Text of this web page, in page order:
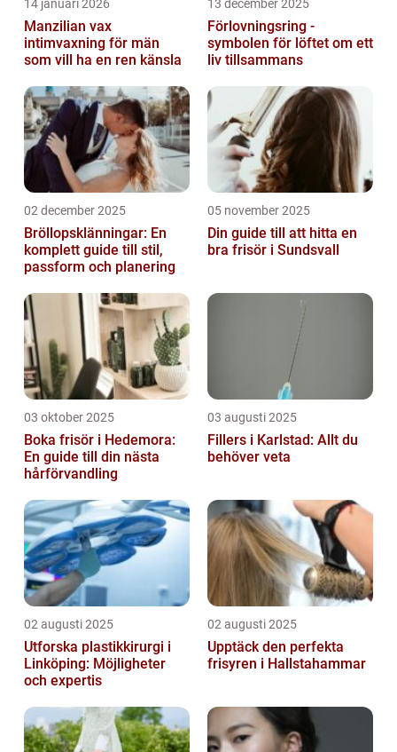
14 januari 2026
Manzilian vax
intimvaxning för män
som vill ha en ren känsla
13 december 2025
Förlovningsring -
symbolen för löftet om ett
liv tillsammans
02 december 2025
Bröllopsklänningar: En
komplett guide till stil,
passform och planering
05 november 2025
Din guide till att hitta en
bra frisör i Sundsvall
03 oktober 2025
Boka frisör i Hedemora:
En guide till din nästa
hårförvandling
03 augusti 2025
Fillers i Karlstad: Allt du
behöver veta
02 augusti 2025
Utforska plastikkirurgi i
Linköping: Möjligheter
och expertis
02 augusti 2025
Upptäck den perfekta
frisyren i Hallstahammar